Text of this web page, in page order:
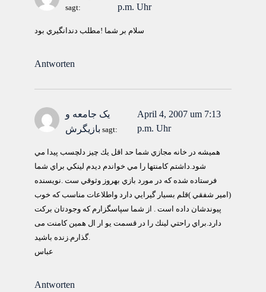
sagt:
p.m. Uhr
سلام بر شما !مطلب دندانگيري بود
Antworten
يک جامعه و
بازيگرش sagt:
April 4, 2007 um 7:13
p.m. Uhr
هميشه در خانه مجازي شما حد اقل يك چيز دلچسب پيدا مي
شود.داشتم كامنتها را مي خواندم ديدم لينكي براي شما
فرستاده شده كه در مورد بازي بهروز وثوقي ست .نويسنده
(امير شفقي )قلم بسيار گيرايي دارد واطلاعات مناسب كه خوب
پيوندشان داده است . از شما سپاسگزارم كه وجودتان بركت
دارد.براي راحتي لينك را در قسمت یو ار ال همین کامنت می
گذارم.زنده باشید.
عباس
Antworten